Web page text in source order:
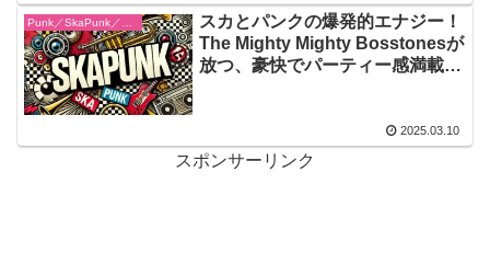
に両立させたアルバムは、時代を
超えて響き続ける力を持った名盤
スカとパンクの爆発的エナジー！
The Mighty Mighty Bosstonesが
放つ、豪快でパーティー感満載の
2025.03.10
スポンサーリンク